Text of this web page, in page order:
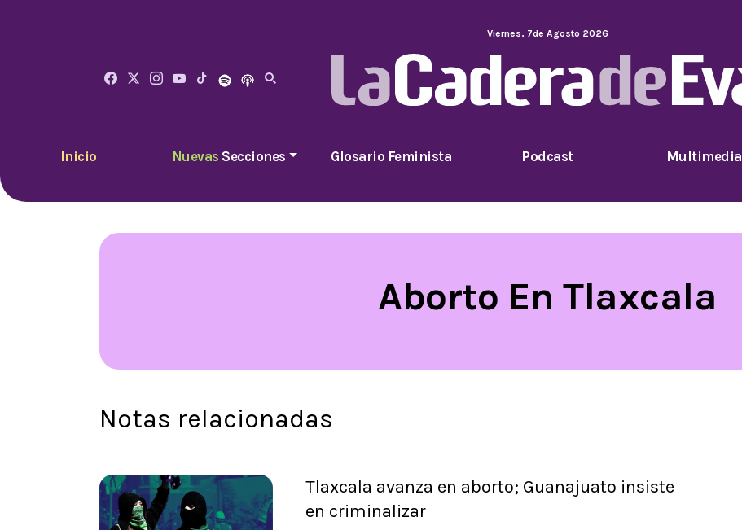
Viernes, 7de Agosto 2026
Inicio Nuevas Secciones Glosario Feminista Podcast Multimedia
Aborto En Tlaxcala
Notas relacionadas
Tlaxcala avanza en aborto; Guanajuato insiste
en criminalizar